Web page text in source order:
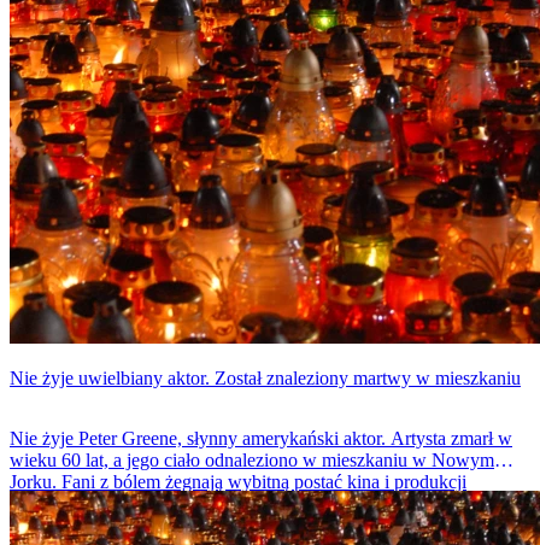
Nie żyje uwielbiany aktor. Został znaleziony martwy w mieszkaniu
Nie żyje Peter Greene, słynny amerykański aktor. Artysta zmarł w
wieku 60 lat, a jego ciało odnaleziono w mieszkaniu w Nowym
Jorku. Fani z bólem żegnają wybitną postać kina i produkcji
telewizyjnych.